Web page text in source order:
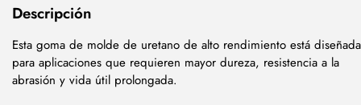
Descripción
Esta goma de molde de uretano de alto rendimiento está diseñada
para aplicaciones que requieren mayor dureza, resistencia a la
abrasión y vida útil prolongada.